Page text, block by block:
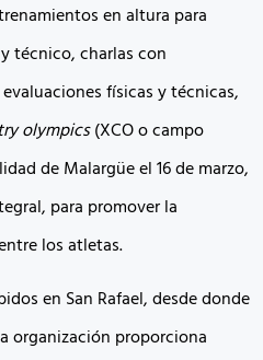
en altura para
técnico, charlas con
físicas y técnicas,
olympics(XCO o campo
de Malargüe el 16 de marzo,
para promover la
los atletas.
en San Rafael, desde donde
organización proporciona